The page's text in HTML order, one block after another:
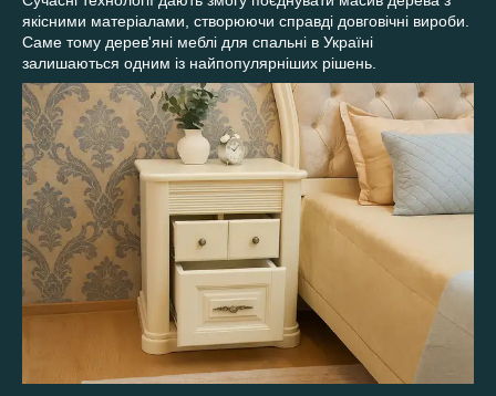
якісними матеріалами, створюючи справді довговічні вироби.
Саме тому дерев'яні меблі для спальні в Україні
залишаються одним із найпопулярніших рішень.